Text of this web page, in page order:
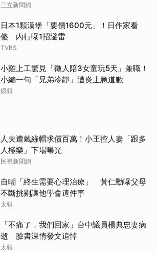
三立新聞網
日本1顆漢堡「要價1600元」！日作家看
傻 內行曝1招避雷
TVBS
小雞上工驚見「徵人陪3女童玩5天」兼職！
小編一句「兄弟冷靜」遭炎上急道歉
鏡報
人夫遭戴綠帽求償百萬！小王控人妻「跟多
人極樂」下場曝光
民視新聞網
自嘲「終生需要心理治療」 黃仁勳曝父母
不斷挑剔讓他學會這件事
太報
「不痛了，我們回家」台中議員楊典忠妻病
逝 臉書深情發文追悼
太報